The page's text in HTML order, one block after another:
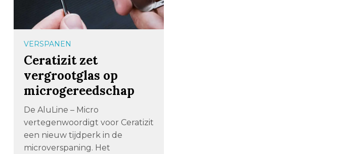
VERSPANEN
Ceratizit zet
vergrootglas op
microgereedschap
De AluLine – Micro
vertegenwoordigt voor Ceratizit
een nieuw tijdperk in de
microverspaning. Het